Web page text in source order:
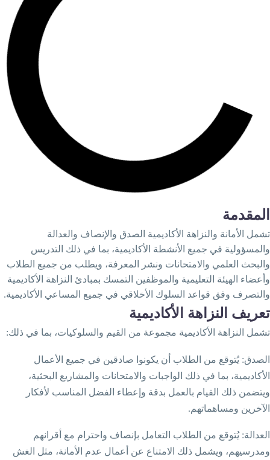
الأمانة والنزاهة الأكاديمية الصدق والإنصاف والعدالة
في جميع الأنشطة الأكاديمية، بما في ذلك التدريس
العلمي والامتحانات ونشر المعرفة، ويطلب من جميع الطلاب
الهيئة التعليمية والموظفين التمسك بمبادئ النزاهة الأكاديمية
وفق قواعد السلوك الأخلاقي في جميع المساعي الأكاديمية.
النزاهة الأكاديمية
النزاهة الأكاديمية مجموعة من القيم والسلوكيات، بما في ذلك:
: يُتوقع من الطلاب أن يكونوا صادقين في جميع الأعمال
بما في ذلك الواجبات والامتحانات والمشاريع البحثية،
ذلك القيام بالعمل بدقة وإعطاء الفضل المناسب لأفكار
ومساهماتهم.
: يُتوقع من الطلاب التعامل بإنصاف واحترام مع أقرانهم
ويشمل ذلك الامتناع عن أعمال عدم الأمانة، مثل الغش